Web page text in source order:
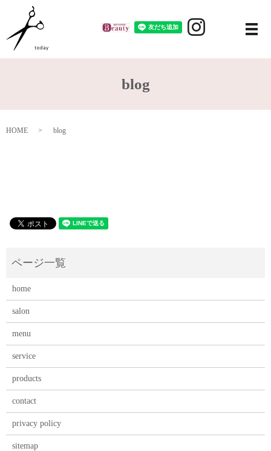
メ
blog
HOME blog
home
salon
menu
service
products
contact
privacy policy
sitemap